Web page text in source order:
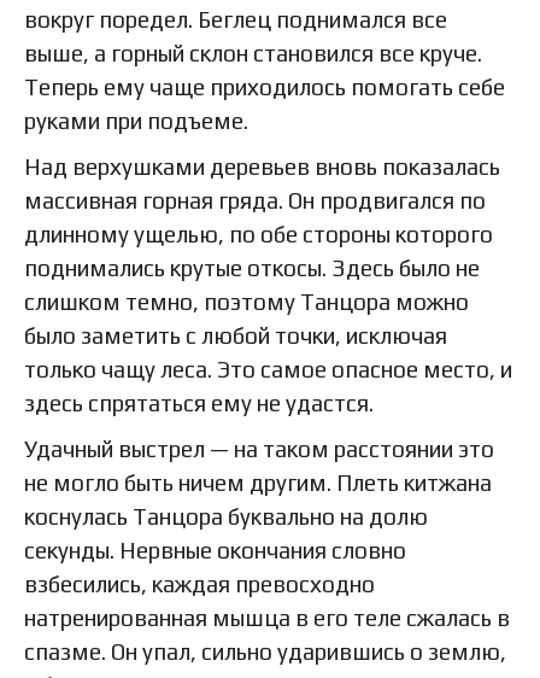
вокруг поредел. Беглец поднимался все
выше, а горный склон становился все круче.
Теперь ему чаще приходилось помогать себе
руками при подъеме.
Над верхушками деревьев вновь показалась
массивная горная гряда. Он продвигался по
длинному ущелью, по обе стороны которого
поднимались крутые откосы. Здесь было не
слишком темно, поэтому Танцора можно
было заметить с любой точки, исключая
только чащу леса. Это самое опасное место, и
здесь спрятаться ему не удастся.
Удачный выстрел — на таком расстоянии это
не могло быть ничем другим. Плеть китжана
коснулась Танцора буквально на долю
секунды. Нервные окончания словно
взбесились, каждая превосходно
натренированная мышца в его теле сжалась в
спазме. Он упал, сильно ударившись о землю,